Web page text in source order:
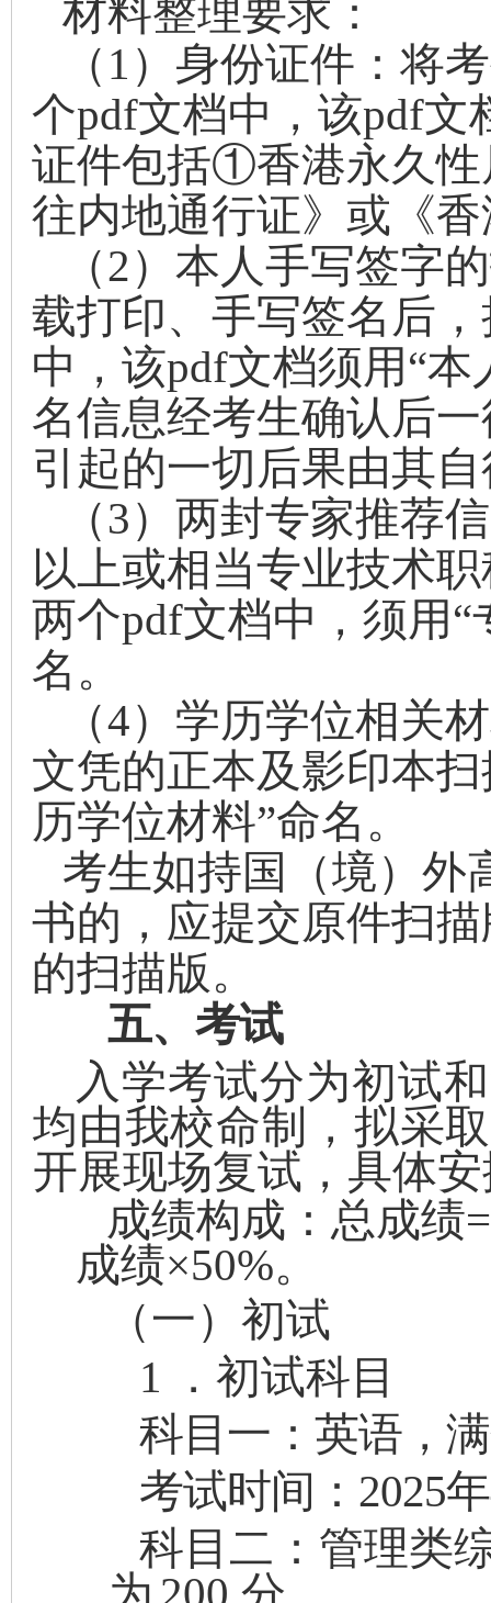
材料整理要求：
（1）身份证件：将
个pdf文档中，该pdf文
证件包括①香港永久
往内地通行证》或《
（2）本人手写签字
载打印、手写签名后
中，该pdf文档须用“本
名信息经考生确认后
引起的一切后果由其
（3）两封专家推荐
以上或相当专业技术
两个pdf文档中，须用“
名。
（4）学历学位相关
文凭的正本及影印本
历学位材料”命名。
考生如持国（境）外
书的，应提交原件扫
的扫描版。
五、考试
入学考试分为初试
均由我校命制，拟采
开展现场复试，具体安
成绩构成：总成绩=
成绩×50%。
（一）初试
1
．初试科目
科目一：英语，
考试时间： 2025年
科目二：管理类